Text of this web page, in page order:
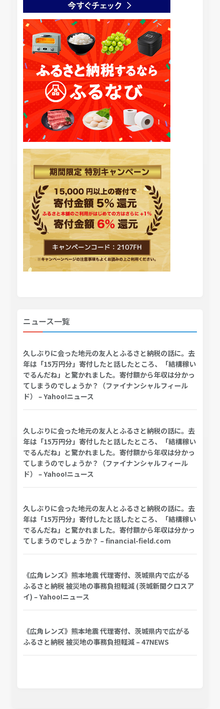
ニュース一覧
久しぶりに会った地元の友人とふるさと納税の話に。去
年は「15万円分」寄付したと話したところ、「結構稼い
でるんだね」と驚かれました。寄付額から年収は分かっ
てしまうのでしょうか？（ファイナンシャルフィール
ド） – Yahoo!ニュース
久しぶりに会った地元の友人とふるさと納税の話に。去
年は「15万円分」寄付したと話したところ、「結構稼い
でるんだね」と驚かれました。寄付額から年収は分かっ
てしまうのでしょうか？（ファイナンシャルフィール
ド） – Yahoo!ニュース
久しぶりに会った地元の友人とふるさと納税の話に。去
年は「15万円分」寄付したと話したところ、「結構稼い
でるんだね」と驚かれました。寄付額から年収は分かっ
てしまうのでしょうか？ – financial-field.com
《広角レンズ》熊本地震 代理寄付、茨城県内で広がる
ふるさと納税 被災地の事務負担軽減 (茨城新聞クロスア
イ) – Yahoo!ニュース
《広角レンズ》熊本地震 代理寄付、茨城県内で広がる
ふるさと納税 被災地の事務負担軽減 – 47NEWS